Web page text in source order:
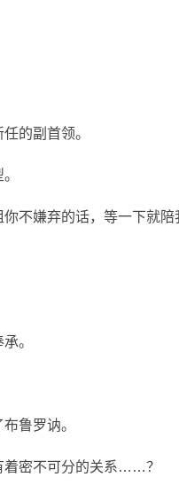
的副首领。
不嫌弃的话，等一下就陪
。
鲁罗讷。
着密不可分的关系……？